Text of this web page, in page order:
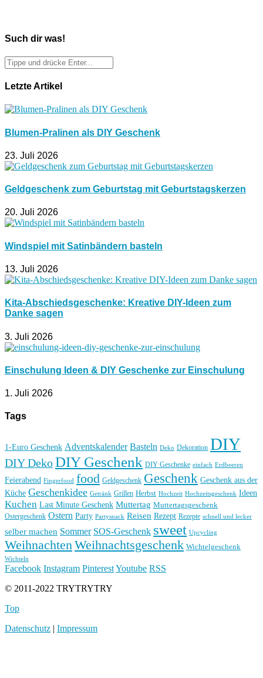
Such dir was!
Letzte Artikel
Blumen-Pralinen als DIY Geschenk
23. Juli 2026
Geldgeschenk zum Geburtstag mit Geburtstagskerzen
20. Juli 2026
Windspiel mit Satinbändern basteln
13. Juli 2026
Kita-Abschiedsgeschenke: Kreative DIY-Ideen zum
Danke sagen
3. Juli 2026
Einschulung Ideen & DIY Geschenke zur Einschulung
1. Juli 2026
Tags
1-Euro Geschenk Adventskalender Basteln Deko Dekoration DIY
DIY DekoDIY Geschenk DIY Geschenke einfach Erdbeeren
Feierabend Fingerfood food Geldgeschenk Geschenk Geschenk aus der
Küche Geschenkidee Getränk Grillen Herbst Hochzeit Hochzeitsgeschenk Ideen
Kuchen Last Minute Geschenk Muttertag Muttertagsgeschenk
Ostergeschenk Ostern Party Partysnack Reisen Rezept Rezepte schnell und lecker
selber machen Sommer SOS-Geschenk sweet Upcycling
Weihnachten Weihnachtsgeschenk Wichtelgeschenk
Wichteln
Facebook Instagram PinterestYoutube RSS
© 2011-2022 TRYTRYTRY
Top
Datenschutz | Impressum